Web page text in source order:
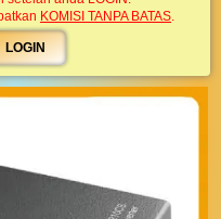
KOMISI TANPA BATAS.
LOGIN